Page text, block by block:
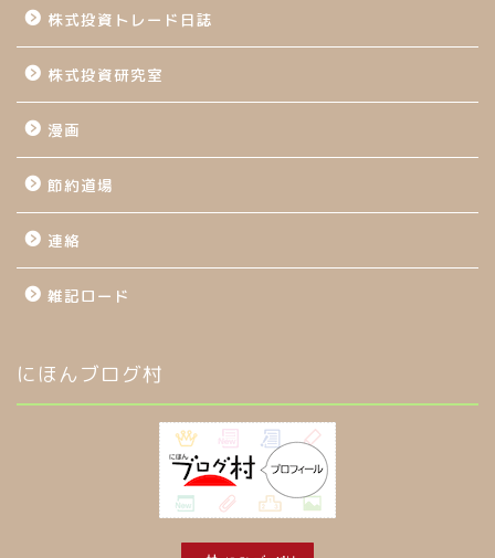
株式投資トレード日誌
株式投資研究室
漫画
節約道場
連絡
雑記ロード
にほんブログ村